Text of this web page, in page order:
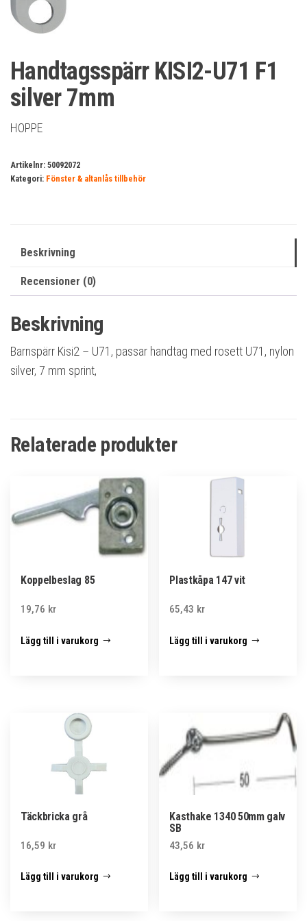
Handtagsspärr KISI2-U71 F1
silver 7mm
HOPPE
Artikelnr: 50092072
Kategori: Fönster & altanlås tillbehör
Beskrivning
Recensioner (0)
Beskrivning
Barnspärr Kisi2 – U71, passar handtag med rosett U71, nylon
silver, 7 mm sprint,
Relaterade produkter
Koppelbeslag 85
19,76 kr
Lägg till i varukorg
Plastkåpa 147 vit
65,43 kr
Lägg till i varukorg
Täckbricka grå
16,59 kr
Lägg till i varukorg
Kasthake 1340 50mm galv
SB
43,56 kr
Lägg till i varukorg